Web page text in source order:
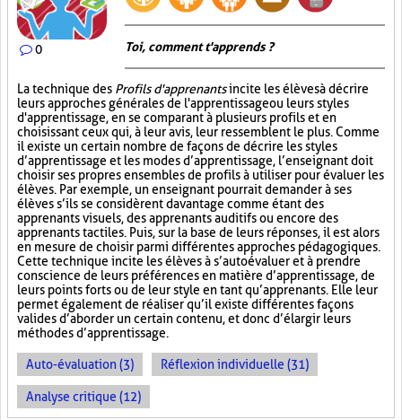
0 Toi, comment t'apprends ?
La technique des Profils d'apprenantsincite les élèves à décrire
leurs approches générales de l'apprentissage ou leurs styles
d'apprentissage, en se comparant à plusieurs profils et en
choisissant ceux qui, à leur avis, leur ressemblent le plus. Comme
il existe un certain nombre de façons de décrire les styles
d’apprentissage et les modes d’apprentissage, l’enseignant doit
choisir ses propres ensembles de profils à utiliser pour évaluer les
élèves. Par exemple, un enseignant pourrait demander à ses
élèves s’ils se considèrent davantage comme étant des
apprenants visuels, des apprenants auditifs ou encore des
apprenants tactiles. Puis, sur la base de leurs réponses, il est alors
en mesure de choisir parmi différentes approches pédagogiques.
Cette technique incite les élèves à s’autoévaluer et à prendre
conscience de leurs préférences en matière d’apprentissage, de
leurs points forts ou de leur style en tant qu’apprenants. Elle leur
permet également de réaliser qu’il existe différentes façons
valides d’aborder un certain contenu, et donc d’élargir leurs
méthodes d’apprentissage.
Auto-évaluation (3) Réflexion individuelle (31)
Analyse critique (12)